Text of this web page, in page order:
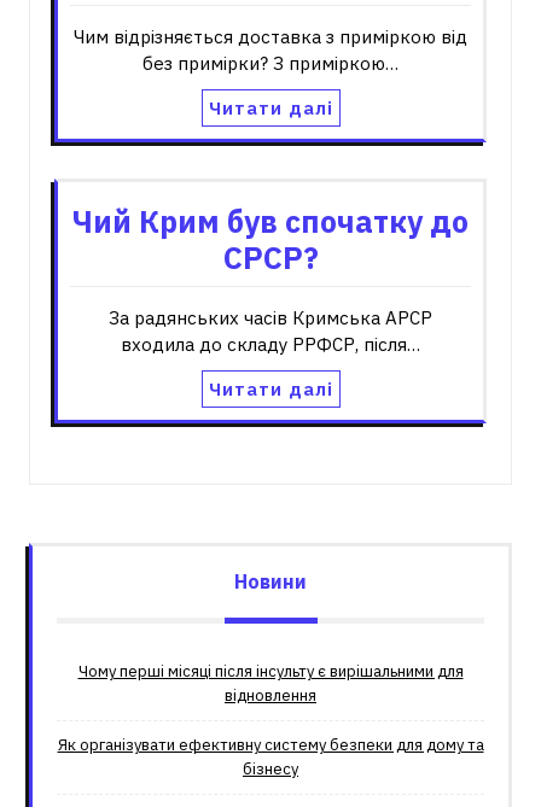
Чим відрізняється доставка з приміркою від
без примірки? З приміркою…
Читати далі
Чий Крим був спочатку до
СРСР?
За радянських часів Кримська АРСР
входила до складу РРФСР, після…
Читати далі
Новини
Чому перші місяці після інсульту є вирішальними для
відновлення
Як організувати ефективну систему безпеки для дому та
бізнесу